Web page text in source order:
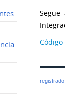
Código
registrado